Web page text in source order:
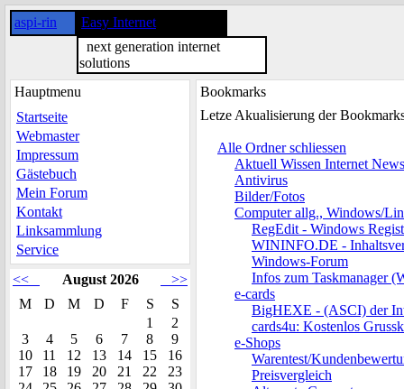
aspi-rin
Easy Internet
next generation internet
solutions
Hauptmenu
Startseite
Webmaster
Impressum
Gästebuch
Mein Forum
Kontakt
Linksammlung
Service
<<
August 2026
>>
M
D M D F S
S
1
2
3
4 5 6 7 8
9
10
11 12 13 14 15
16
17
18 19 20 21 22
23
Bookmarks
Letze Akualisierung der
Alle Ordner schliessen
Aktuell Wissen Internet News
Antivirus
Bilder/Fotos
Computer allg., Windows/
RegEdit - Windows
WININFO.DE -
Windows-Forum
Infos zum Taskmanager
e-cards
BigHEXE - (ASCI) der
cards4u: Kostenlos
e-Shops
Warentest/
Preisvergleich